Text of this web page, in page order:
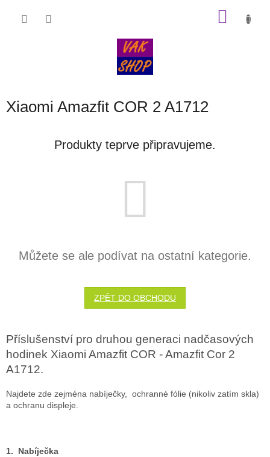
Xiaomi Amazfit COR 2 A1712
Produkty teprve připravujeme.
Můžete se ale podívat na ostatní kategorie.
ZPĚT DO OBCHODU
Příslušenství pro druhou generaci nadčasových
hodinek Xiaomi Amazfit COR - Amazfit Cor 2
A1712.
Najdete zde zejména nabíječky, ochranné fólie (nikoliv zatím skla)
a ochranu displeje.
1. Nabíječka